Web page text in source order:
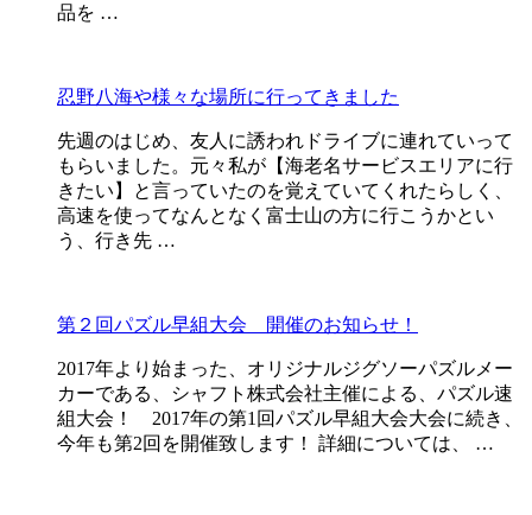
品を …
忍野八海や様々な場所に行ってきました
先週のはじめ、友人に誘われドライブに連れていって
もらいました。元々私が【海老名サービスエリアに行
きたい】と言っていたのを覚えていてくれたらしく、
高速を使ってなんとなく富士山の方に行こうかとい
う、行き先 …
第２回パズル早組大会 開催のお知らせ！
2017年より始まった、オリジナルジグソーパズルメー
カーである、シャフト株式会社主催による、パズル速
組大会！ 2017年の第1回パズル早組大会大会に続き、
今年も第2回を開催致します！ 詳細については、 …